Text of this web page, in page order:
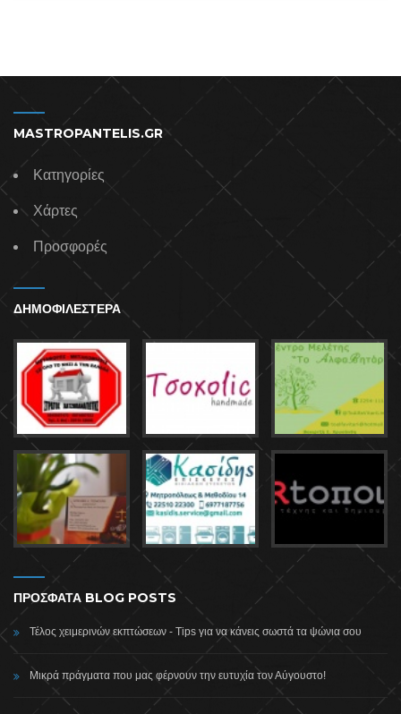
MASTROPANTELIS.GR
Κατηγορίες
Χάρτες
Προσφορές
ΔΗΜΟΦΙΛΕΣΤΕΡΑ
ΠΡΟΣΦΑΤΑ BLOG POSTS
Τέλος χειμερινών εκπτώσεων - Tips για να κάνεις σωστά τα ψώνια σου
Μικρά πράγματα που μας φέρνουν την ευτυχία τον Αύγουστο!